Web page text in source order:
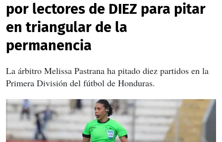
por lectores de DIEZ para pitar
en triangular de la
permanencia
La árbitro Melissa Pastrana ha pitado diez partidos en la
Primera División del fútbol de Honduras.